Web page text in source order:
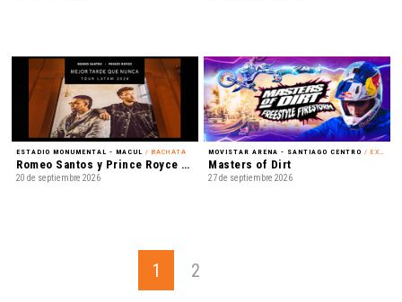
ESTADIO MONUMENTAL - MACUL / BACHATA
Romeo Santos y Prince Royce - Mejor Tarde que Nunca
20 de septiembre 2026
MOVISTAR ARENA - SANTIAGO CENTRO / EXHIBICIÓN
Masters of Dirt
27 de septiembre 2026
1 2